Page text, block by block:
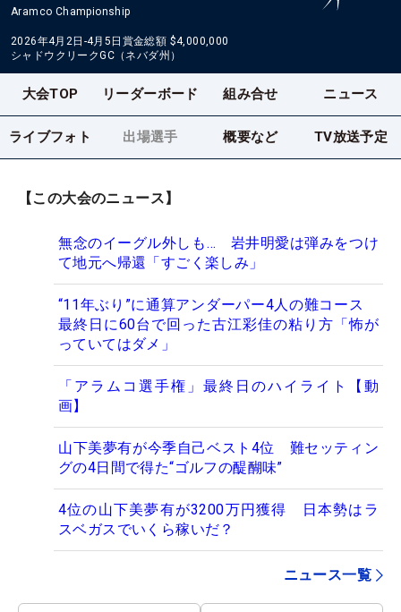
Aramco Championship
2026年4月2日-4月5日 賞金総額 $4,000,000
シャドウクリークGC（ネバダ州）
大会TOP リーダーボード 組み合せ ニュース
ライブフォト 出場選手 概要など TV放送予定
【この大会のニュース】
無念のイーグル外しも… 岩井明愛は弾みをつけ
て地元へ帰還「すごく楽しみ」
“11年ぶり”に通算アンダーパー4人の難コース
最終日に60台で回った古江彩佳の粘り方「怖が
っていてはダメ」
「アラムコ選手権」最終日のハイライト【動
画】
山下美夢有が今季自己ベスト4位 難セッティン
グの4日間で得た“ゴルフの醍醐味”
4位の山下美夢有が3200万円獲得 日本勢はラ
スベガスでいくら稼いだ？
ニュース一覧